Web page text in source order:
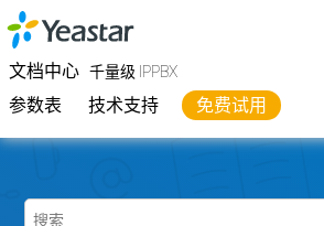
跳转到主要内容
文档中心 千量级 IPPBX
参数表 技术支持 免费试用
Yeastar千量级 IPPBX